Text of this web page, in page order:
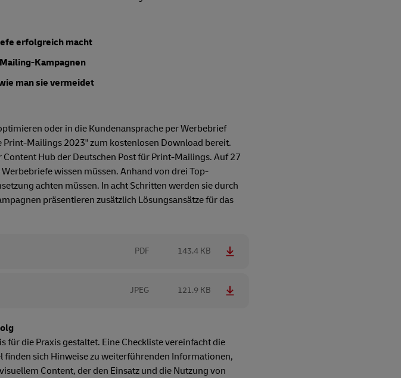
erfolgreich macht
Kampagnen
man sie vermeidet
oder in die Kundenansprache per Werbebrief
Mailings 2023" zum kostenlosen Download bereit.
Content Hub der Deutschen Post für Print-Mailings. Auf 27
wissen müssen. Anhand von drei Top-
achten müssen. In acht Schritten werden sie durch
präsentieren zusätzlich Lösungsansätze für das
PDF 143.4 KB
JPEG 121.9 KB
für die Praxis gestaltet. Eine Checkliste vereinfacht die
sich Hinweise zu weiterführenden Informationen,
Content, der den Einsatz und die Nutzung von